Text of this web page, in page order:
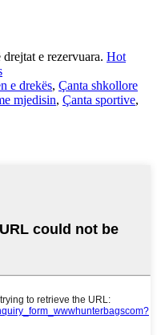
e rezervuara. Hot
e drekës, Çanta shkollore
mjedisin, Çanta sportive,